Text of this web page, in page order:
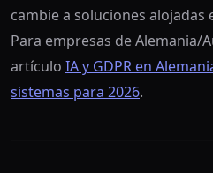
cambie a soluciones alojadas
Para empresas de Alemania/
artículo IA y GDPR en
sistemas para 2026.